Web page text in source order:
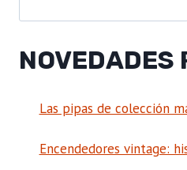
NOVEDADES
Las pipas de colección
Encendedores vintage: